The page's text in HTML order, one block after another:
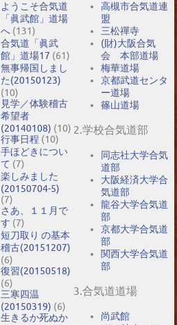
ようこそ合気道
「眞武館」道場
へ (131)
合気道「眞武
館」道場17 (61)
無事帰国しまし
た(20150123)
(10)
見学／体験稽古
希望者
(20140108) (10)
行事日程 (10)
手ほどきについ
て (7)
楽しみました
(20150704-5)
(7)
さあ、１１月で
す (7)
短刀取り の基本
稽古(20151207)
(6)
復習(20150518)
(6)
三寒四温
(20150319) (6)
生きるか死ぬか
高槻市合気道連
盟
三松禪寺
(財)大阪合気
会 本部道場
梅華道場
京都武道センタ
ー道場
篠山道場
2.学校合気道部
同志社大学合気
道部
大阪経済大学合
気道部
龍谷大学合気道
部
京都大学合気道
部
関西大学合気道
部
3.合気道道場
尚武館